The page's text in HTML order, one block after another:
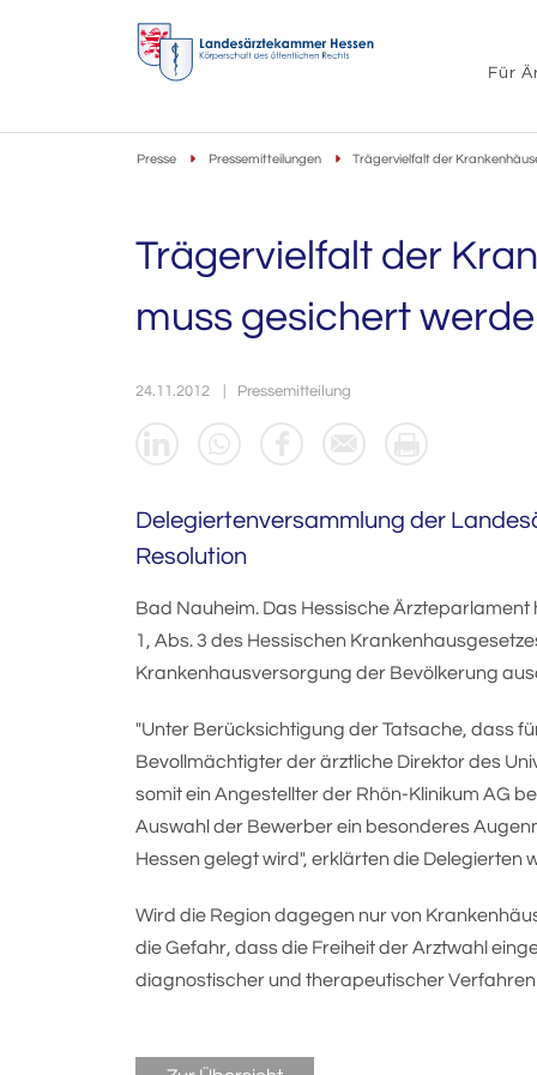
Für
Presse Pressemitteilungen Trägervielfalt der
Trägervielfalt der
muss gesichert
24.11.2012 Pressemitteilung
Delegiertenversammlung der
Resolution
Bad Nauheim. Das Hessische
1, Abs. 3 des Hessischen
Krankenhausversorgung der Bevölkerung
"Unter Berücksichtigung der Tatsache, dass
Bevollmächtigter der ärztliche Direktor des
somit ein Angestellter der Rhön-Klinikum AG
Auswahl der Bewerber ein besonderes
Hessen gelegt wird", erklärten die Delegierten
Wird die Region dagegen nur von
die Gefahr, dass die Freiheit der Arztwahl
diagnostischer und therapeutischer